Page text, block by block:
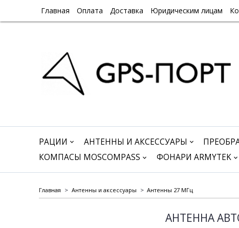
Главная Оплата Доставка Юридическим лицам
РАЦИИ АНТЕННЫ И АКСЕССУАРЫ
КОМПАСЫ MOSCOMPASS
ФОНАРИ ARMYTEK
Главная Антенны и аксессуары Антенны 27 МГц
АНТЕННА